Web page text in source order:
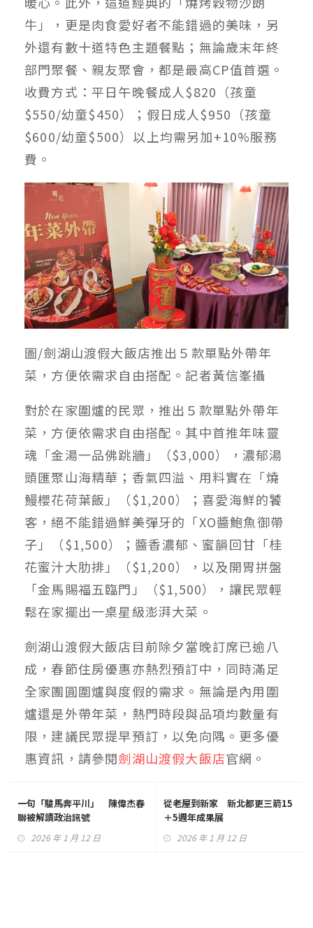
牛」，更是肉食愛好者不能錯過的美味，另
外還有數十道特色主題餐點；無論歲末年終
部門聚餐、親友聚會，都是最高CP值首選。
收費方式：平日午晚餐成人$820（孩童
$550/幼童$450）；假日成人$950（孩童
$600/幼童$500）以上均需另加+10%服務
費。
圖/劍湖山渡假大飯店推出５款單點外帶年
菜，方便依需求自由搭配。記者黃信峯攝
對於在家圍爐的民眾，推出５款單點外帶年
菜，方便依需求自由搭配。其中首推年味靈
魂「金湯一品佛跳牆」（$3,000），濃郁湯
頭匯聚山海精華；香氣四溢、用料實在「燒
鰻櫻花荷葉飯」（$1,200）；喜愛海鮮的饕
客，絕不能錯過鮮美彈牙的「XO醬鮑魚御帶
子」（$1,500）；醬香濃郁、蜜韻回甘「桂
花蜜汁大肋排」（$1,200），以及開胃拼盤
「金馬賜福五臨門」（$1,500），讓民眾輕
鬆在家擺出一桌星級澎湃大菜。
劍湖山渡假大飯店目前除夕當晚訂席已逾八
成，春節住房優惠亦熱烈預訂中，同時滿足
全家團圓圍爐與度假的需求。無論是內用圍
爐還是外帶年菜，熱門時段與品項均數量有
限，建議民眾提早預訂，以免向隅。更多優
惠資訊，請參閱劍湖山渡假大飯店官網。
一句「駿馬奔平川」 陳偉杰春
聯被解讀政治訊號
2026 年 1 月 12 日
從老屋到新家 新北都更三箭15
＋5週年成果展
2026 年 1 月 12 日